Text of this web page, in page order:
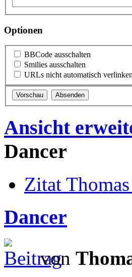
Optionen
BBCode ausschalten
Smilies ausschalten
URLs nicht automatisch verlinken
Ansicht
Dancer
Zitat
Dancer
von